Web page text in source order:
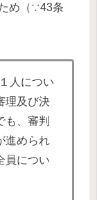
め（∵43条
人につい
理及び決
も、審判
進められ
員につい